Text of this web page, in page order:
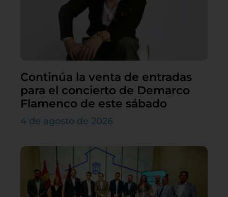
Continúa la venta de entradas
para el concierto de Demarco
Flamenco de este sábado
4 de agosto de 2026